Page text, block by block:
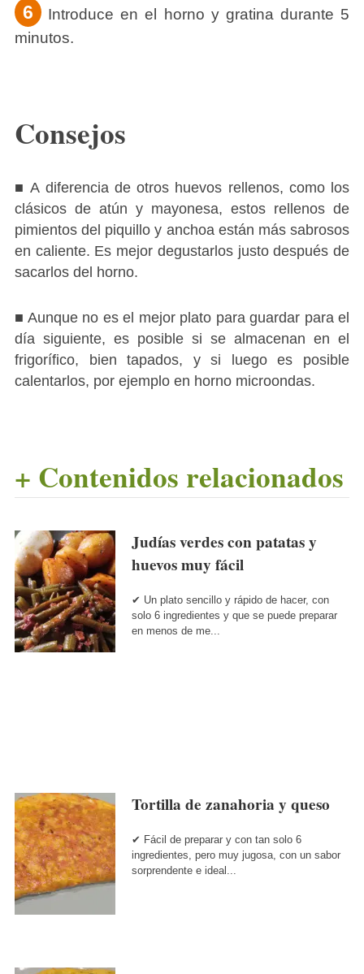
6 Introduce en el horno y gratina durante 5
minutos.
Consejos
■ A diferencia de otros huevos rellenos, como los
clásicos de atún y mayonesa, estos rellenos de
pimientos del piquillo y anchoa están más sabrosos
en caliente. Es mejor degustarlos justo después de
sacarlos del horno.
■ Aunque no es el mejor plato para guardar para el
día siguiente, es posible si se almacenan en el
frigorífico, bien tapados, y si luego es posible
calentarlos, por ejemplo en horno microondas.
+ Contenidos relacionados
Judías verdes con patatas y
huevos muy fácil
✔ Un plato sencillo y rápido de hacer, con
solo 6 ingredientes y que se puede preparar
en menos de me...
Tortilla de zanahoria y queso
✔ Fácil de preparar y con tan solo 6
ingredientes, pero muy jugosa, con un sabor
sorprendente e ideal...